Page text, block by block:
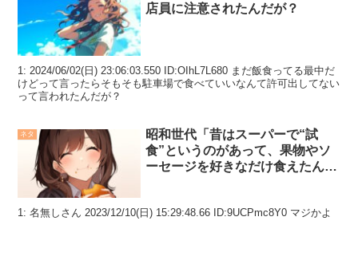
店員に注意されたんだが？
1: 2024/06/02(日) 23:06:03.550 ID:OIhL7L680 まだ飯食ってる最中だ
けどって言ったらそもそも駐車場で食べていいなんて許可出してない
って言われたんだが？
ネタ
昭和世代「昔はスーパーで“試
食”というのがあって、果物やソ
ーセージを好きなだけ食えたんじ
1: 名無しさん 2023/12/10(日) 15:29:48.66 ID:9UCPmc8Y0 マジかよ